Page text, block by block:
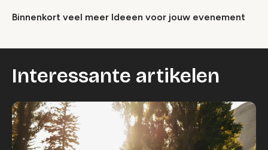
Binnenkort veel meer Ideeen voor jouw evenement
Interessante artikelen